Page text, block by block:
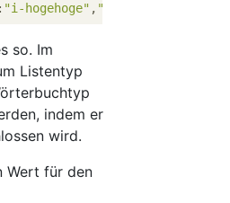
: "i-hogehoge" , "type"
so. Im
Listentyp
indem er
wird.
Wert für den